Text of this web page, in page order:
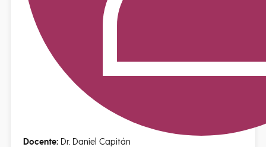
Docente: Dr. Daniel Capitán